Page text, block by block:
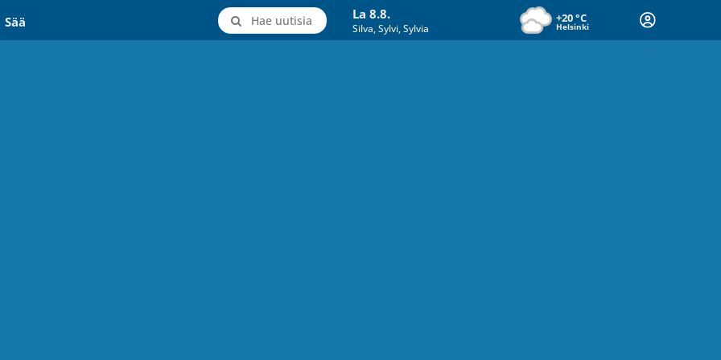
Sää Hae uutisia La 8.8.
Silva, Sylvi, Sylvia
+20°C
Helsinki